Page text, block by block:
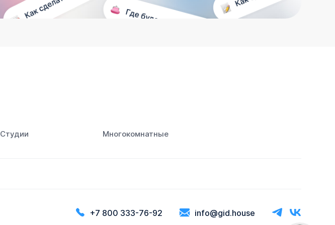
Студии Многокомнатные
+7 800 333-76-92 info@gid.house